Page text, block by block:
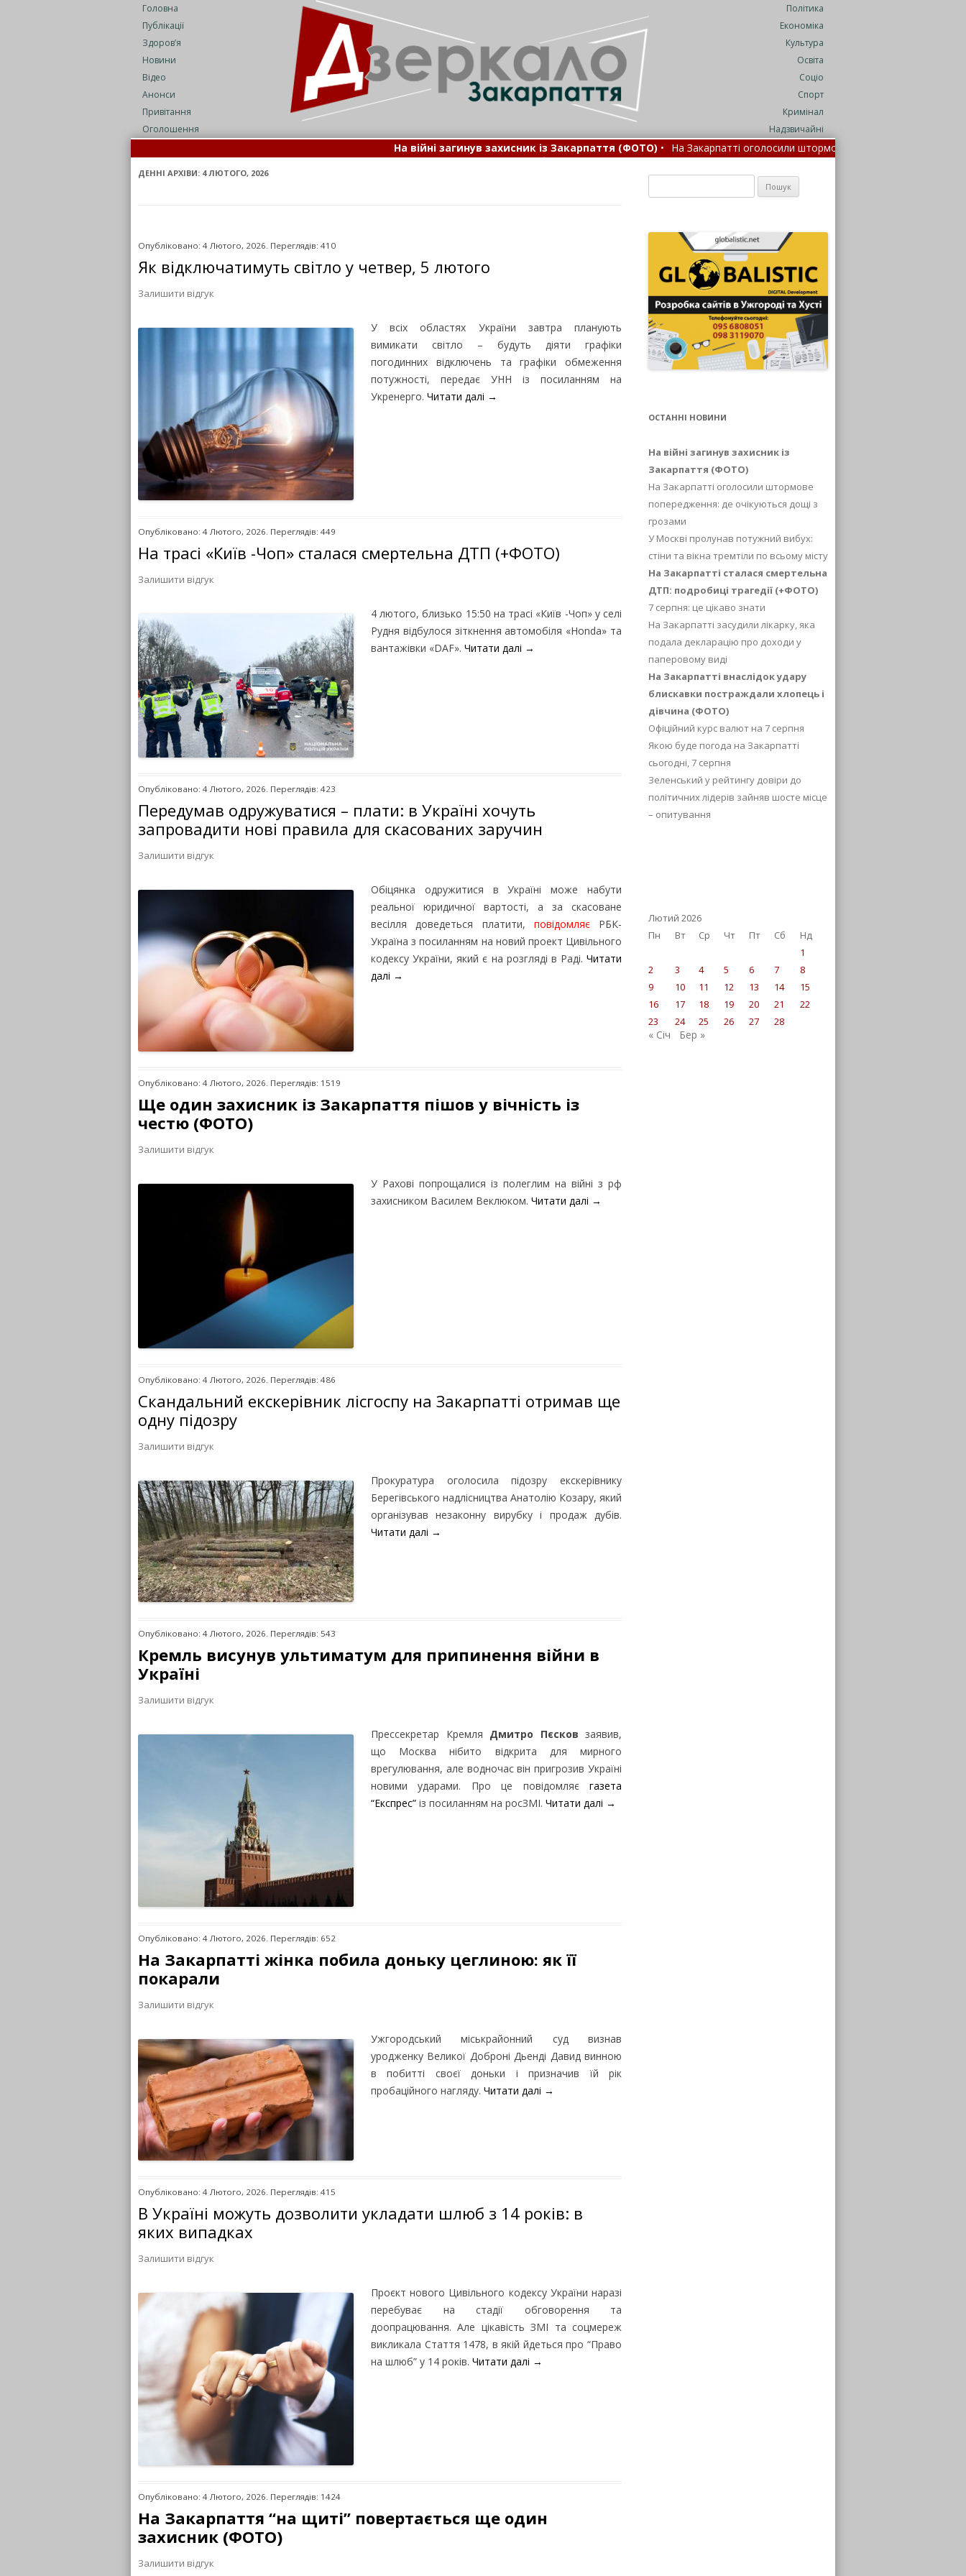
Головна
Публікації
Здоров’я
Новини
Відео
Анонси
Привітання
Оголошення
Політика
Економіка
Культура
Освіта
Соціо
Спорт
Кримінал
Надзвичайні
На війні загинув захисник із Закарпаття (ФОТО)• На Закарпатті оголосили штормове попередження: де очікуються дощі з
Село на Закарпатті у жалобі за полеглим на війні захисником (ФОТО)• На Закарпатті затримали 66-річного чоловіка
ДЕННІ АРХІВИ: 4 ЛЮТОГО, 2026
Опубліковано: 4 Лютого, 2026. Переглядів: 410
Як відключатимуть світло у четвер, 5 лютого
Залишити відгук
У всіх областях України завтра планують
вимикати світло – будуть діяти графіки
погодинних відключень та графіки обмеження
потужності, передає УНН із посиланням на
Укренерго. Читати далі →
Опубліковано: 4 Лютого, 2026. Переглядів: 449
На трасі «Київ -Чоп» сталася смертельна ДТП (+ФОТО)
Залишити відгук
4 лютого, близько 15:50 на трасі «Київ -Чоп» у селі
Рудня відбулося зіткнення автомобіля «Honda» та
вантажівки «DAF». Читати далі →
Опубліковано: 4 Лютого, 2026. Переглядів: 423
Передумав одружуватися – плати: в Україні хочуть
запровадити нові правила для скасованих заручин
Залишити відгук
Обіцянка одружитися в Україні може набути
реальної юридичної вартості, а за скасоване
весілля доведеться платити, повідомляє
РБК-
Україна з посиланням на новий проект Цивільного
кодексу України, який є на розгляді в Раді. Читати
далі →
Опубліковано: 4 Лютого, 2026. Переглядів: 1519
Ще один захисник із Закарпаття пішов у вічність із
честю (ФОТО)
Залишити відгук
У Рахові попрощалися із полеглим на війні з рф
захисником Василем Веклюком. Читати далі →
Опубліковано: 4 Лютого, 2026. Переглядів: 486
Скандальний екскерівник лісгоспу на Закарпатті отримав ще
одну підозру
Залишити відгук
Прокуратура оголосила підозру екскерівнику
Берегівського надлісництва Анатолію Козару, який
організував незаконну вирубку і продаж дубів.
Читати далі →
Опубліковано: 4 Лютого, 2026. Переглядів: 543
Кремль висунув ультиматум для припинення війни в
Україні
Залишити відгук
Прессекретар Кремля Дмитро Пєсков заявив,
що Москва нібито відкрита для мирного
врегулювання, але водночас він пригрозив Україні
новими ударами. Про це повідомляє газета
“Експрес” із посиланням на росЗМІ. Читати далі →
Опубліковано: 4 Лютого, 2026. Переглядів: 652
На Закарпатті жінка побила доньку цеглиною: як її
покарали
Залишити відгук
Ужгородський міськрайонний суд визнав
уродженку Великої Доброні Дьенді Давид винною
в побитті своєї доньки і призначив їй рік
пробаційного нагляду. Читати далі →
Опубліковано: 4 Лютого, 2026. Переглядів: 415
В Україні можуть дозволити укладати шлюб з 14 років: в
яких випадках
Залишити відгук
Проєкт нового Цивільного кодексу України наразі
перебуває на стадії обговорення та
доопрацювання. Але цікавість ЗМІ та соцмереж
викликала Стаття 1478, в якій йдеться про “Право
на шлюб” у 14 років. Читати далі →
Опубліковано: 4 Лютого, 2026. Переглядів: 1424
На Закарпаття “на щиті” повертається ще один
захисник (ФОТО)
Залишити відгук
ОСТАННІ НОВИНИ
На війні загинув захисник із
Закарпаття (ФОТО)
На Закарпатті оголосили штормове
попередження: де очікуються дощі з
грозами
У Москві пролунав потужний вибух:
стіни та вікна тремтіли по всьому місту
На Закарпатті сталася смертельна
ДТП: подробиці трагедії (+ФОТО)
7 серпня: це цікаво знати
На Закарпатті засудили лікарку, яка
подала декларацію про доходи у
паперовому виді
На Закарпатті внаслідок удару
блискавки постраждали хлопець і
дівчина (ФОТО)
Офіційний курс валют на 7 серпня
Якою буде погода на Закарпатті
сьогодні, 7 серпня
Зеленський у рейтингу довіри до
політичних лідерів зайняв шосте місце
– опитування
Лютий 2026
Пн
Вт Ср Чт Пт Сб
Нд
1
2
3 4 5 6 7
8
9
10 11 12 13 14
15
16
17 18 19 20 21
22
23
24 25 26 27 28
« Січ Бер »